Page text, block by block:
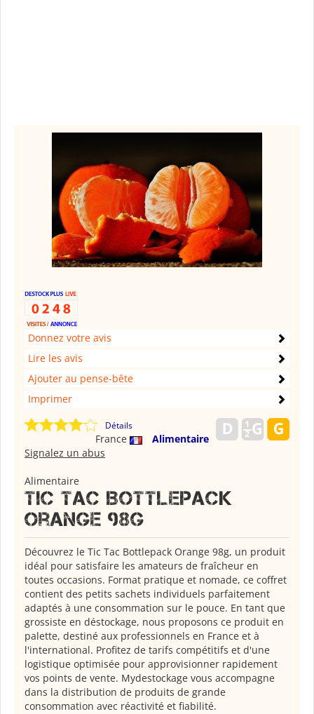
Donnez votre avis
Lire les avis
Ajouter au pense-bête
Imprimer
Détails
France
Alimentaire
Signalez un abus
Alimentaire
Tic Tac Bottlepack
Orange 98g
Découvrez le Tic Tac Bottlepack Orange 98g, un produit
idéal pour satisfaire les amateurs de fraîcheur en
toutes occasions. Format pratique et nomade, ce coffret
contient des petits sachets individuels parfaitement
adaptés à une consommation sur le pouce. En tant que
grossiste en déstockage, nous proposons ce produit en
palette, destiné aux professionnels en France et à
l'international. Profitez de tarifs compétitifs et d'une
logistique optimisée pour approvisionner rapidement
vos points de vente. Mydestockage vous accompagne
dans la distribution de produits de grande
consommation avec réactivité et fiabilité.